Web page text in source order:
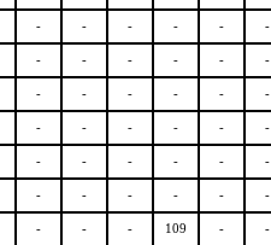
- - - - - -
- - - - - -
- - - - - -
- - - - - -
- - - - - -
- - - - - -
- - - 109 - -